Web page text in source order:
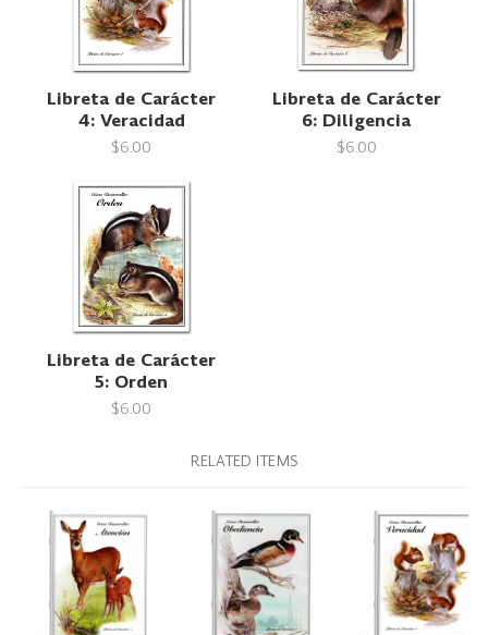
Libreta de Carácter
4: Veracidad
$6.00
Libreta de Carácter
6: Diligencia
$6.00
Libreta de Carácter
5: Orden
$6.00
RELATED ITEMS